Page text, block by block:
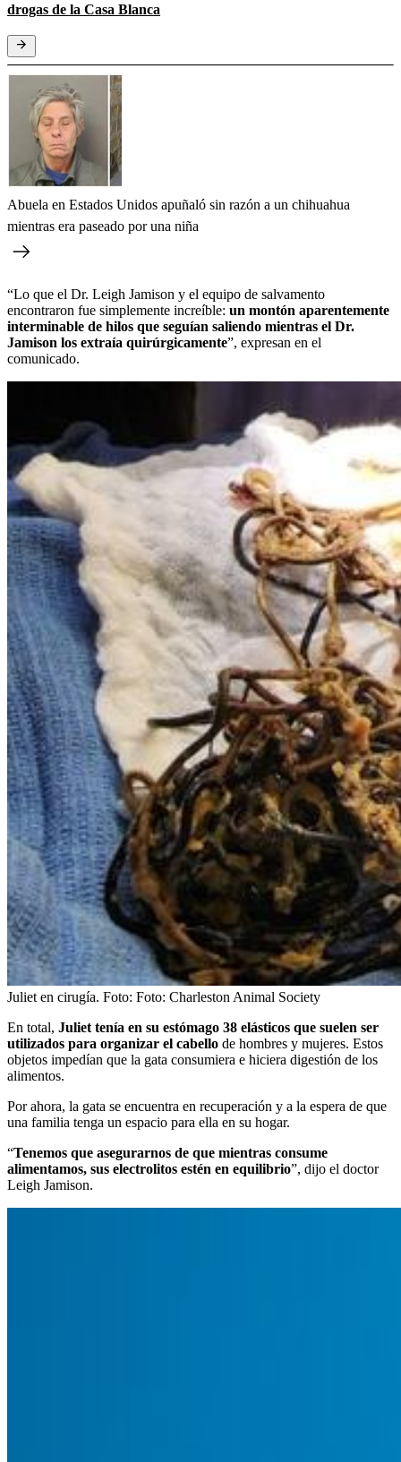
drogas de la Casa Blanca
Abuela en Estados Unidos apuñaló sin razón a un chihuahua​
mientras era paseado por una niña
“Lo que el Dr. Leigh Jamison y el equipo de salvamento
encontraron fue simplemente increíble: un montón aparentemente
interminable de hilos que seguían saliendo mientras el Dr.
Jamison los extraía quirúrgicamente”, expresan en el
comunicado.
Juliet en cirugía. Foto: Foto: Charleston Animal Society
En total, Juliet tenía en su estómago 38 elásticos que suelen ser
utilizados para organizar el cabello de hombres y mujeres. Estos
objetos impedían que la gata consumiera e hiciera digestión de los
alimentos.
Por ahora, la gata se encuentra en recuperación y a la espera de que
una familia tenga un espacio para ella en su hogar.
“Tenemos que asegurarnos de que mientras consume
alimentamos, sus electrolitos estén en equilibrio”, dijo el doctor
Leigh Jamison.